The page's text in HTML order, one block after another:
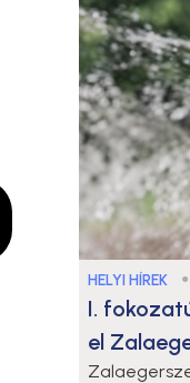
HELYI HÍREK ●
I.
el